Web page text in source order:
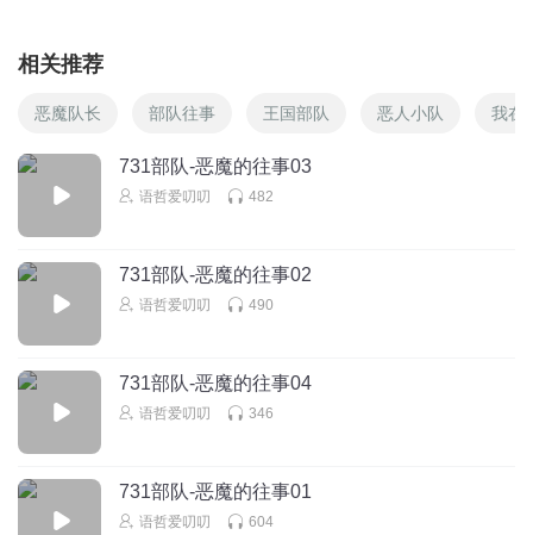
相关推荐
恶魔队长 部队往事 王国部队 恶人小队 我在
731部队-恶魔的往事03
语哲爱叨叨 482
731部队-恶魔的往事02
语哲爱叨叨 490
731部队-恶魔的往事04
语哲爱叨叨 346
731部队-恶魔的往事01
语哲爱叨叨 604